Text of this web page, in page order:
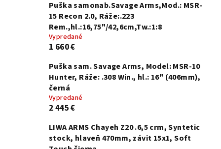
Puška samonab.Savage Arms,Mod.: MSR-
15 Recon 2.0, Ráže:.223
Rem.,hl.:16,75"/42,6cm,Tw.:1:8
Vypredané
1 660 €
Puška sam. Savage Arms, Model: MSR-10
Hunter, Ráže: .308 Win., hl.: 16" (406mm),
černá
Vypredané
2 445 €
LIWA ARMS Chayeh Z20 .6,5 crm, Syntetic
stock, hlaveň 470mm, závit 15x1, Soft